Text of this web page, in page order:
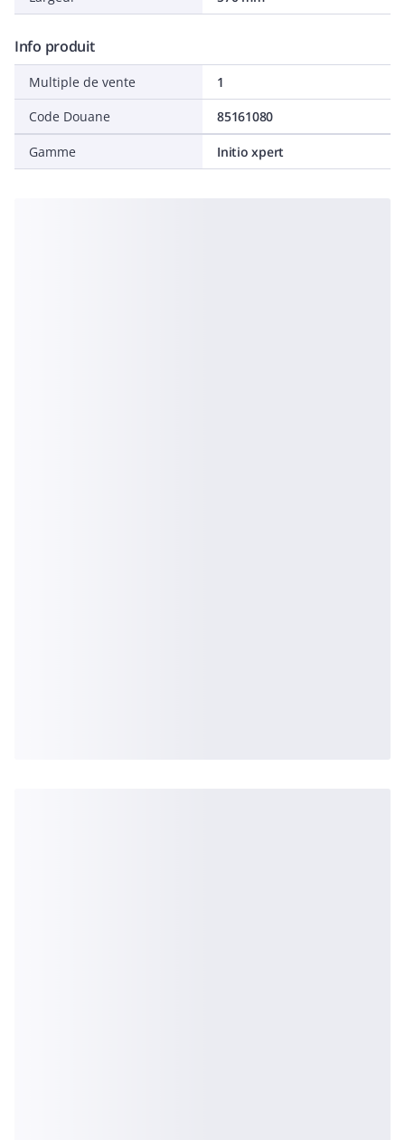
Info produit
Multiple de vente
1
Code Douane
85161080
Gamme Initio xpert